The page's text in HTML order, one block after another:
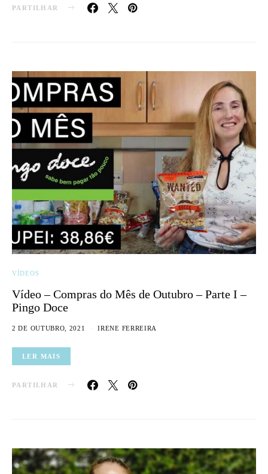
PARTILHAR
VÍDEOS
Vídeo – Compras do Mês de Outubro – Parte I –
Pingo Doce
2 DE OUTUBRO, 2021 IRENE FERREIRA
LER MAIS
PARTILHAR